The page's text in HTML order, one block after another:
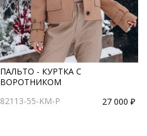
ПАЛЬТО - КУРТКА С
ВОРОТНИКОМ
82113-55-KM-P
27 000 ₽